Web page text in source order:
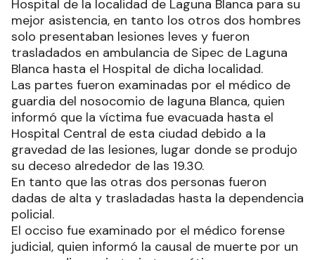
Hospital de la localidad de Laguna Blanca para su
mejor asistencia, en tanto los otros dos hombres
solo presentaban lesiones leves y fueron
trasladados en ambulancia de Sipec de Laguna
Blanca hasta el Hospital de dicha localidad.
Las partes fueron examinadas por el médico de
guardia del nosocomio de laguna Blanca, quien
informó que la víctima fue evacuada hasta el
Hospital Central de esta ciudad debido a la
gravedad de las lesiones, lugar donde se produjo
su deceso alrededor de las 19.30.
En tanto que las otras dos personas fueron
dadas de alta y trasladadas hasta la dependencia
policial.
El occiso fue examinado por el médico forense
judicial, quien informó la causal de muerte por un